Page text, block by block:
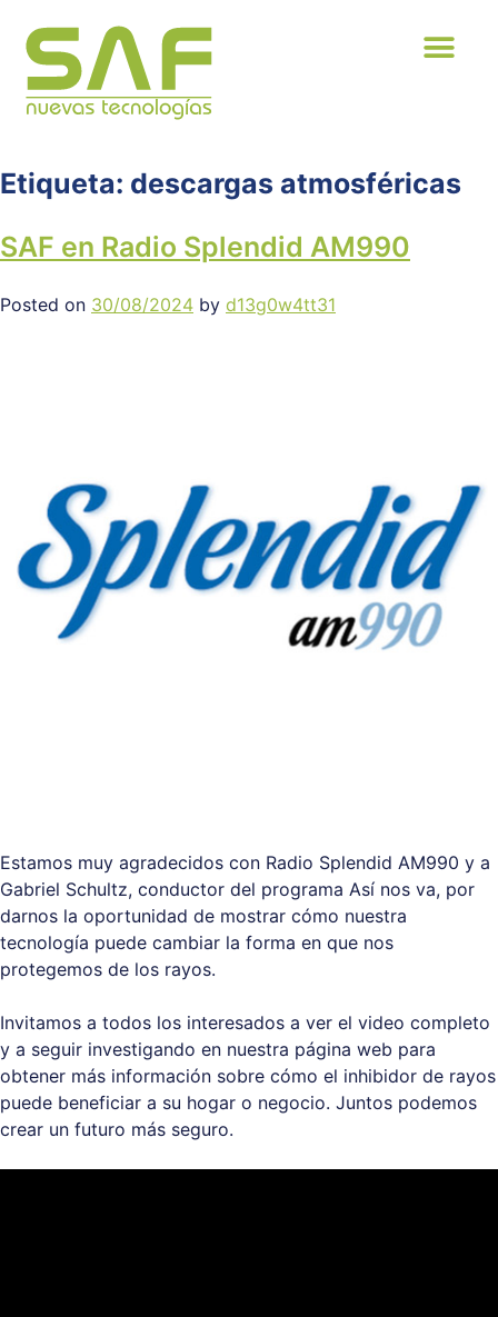
Etiqueta: descargas atmosféricas
SAF en Radio Splendid AM990
Posted on 30/08/2024 by d13g0w4tt31
Estamos muy agradecidos con Radio Splendid AM990 y a
Gabriel Schultz, conductor del programa Así nos va, por
darnos la oportunidad de mostrar cómo nuestra
tecnología puede cambiar la forma en que nos
protegemos de los rayos.
Invitamos a todos los interesados a ver el video completo
y a seguir investigando en nuestra página web para
obtener más información sobre cómo el inhibidor de rayos
puede beneficiar a su hogar o negocio. Juntos podemos
crear un futuro más seguro.